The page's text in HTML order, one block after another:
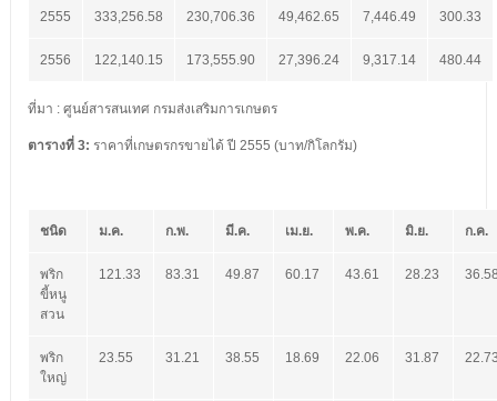
2555 333,256.58 230,706.36 49,462.65 7,446.49 300.33
2556 122,140.15 173,555.90 27,396.24 9,317.14 480.44
ที่มา : ศูนย์สารสนเทศ กรมส่งเสริมการเกษตร
ตารางที่ 3: ราคาที่เกษตรกรขายได้ ปี 2555 (บาท/กิโลกรัม)
ชนิด ม.ค. ก.พ. มี.ค. เม.ย. พ.ค. มิ.ย. ก.ค.
พริก
ขี้หนู
สวน
121.33 83.31 49.87 60.17 43.61 28.23
พริก
ใหญ่
23.55 31.21 38.55 18.69 22.06 31.87